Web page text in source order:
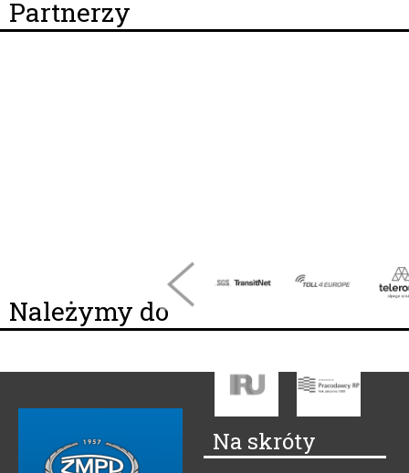
Partnerzy
Należymy do
Na skróty